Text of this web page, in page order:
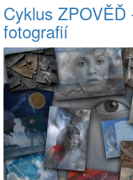
Cyklus
fotografií